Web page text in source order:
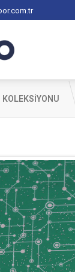
KOLEKSİYONU